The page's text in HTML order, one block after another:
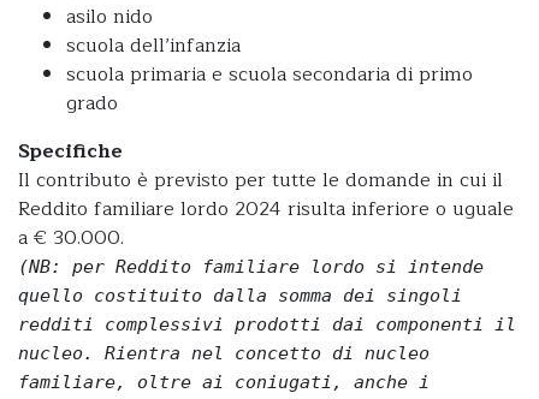
asilo nido
scuola dell’infanzia
scuola primaria e scuola secondaria di primo
grado
Specifiche
Il contributo è previsto per tutte le domande in cui il
Reddito familiare lordo 2024 risulta inferiore o uguale
a € 30.000.
(NB: per Reddito familiare lordo si intende
quello costituito dalla somma dei singoli
redditi complessivi prodotti dai componenti il
nucleo. Rientra nel concetto di nucleo
familiare, oltre ai coniugati, anche i